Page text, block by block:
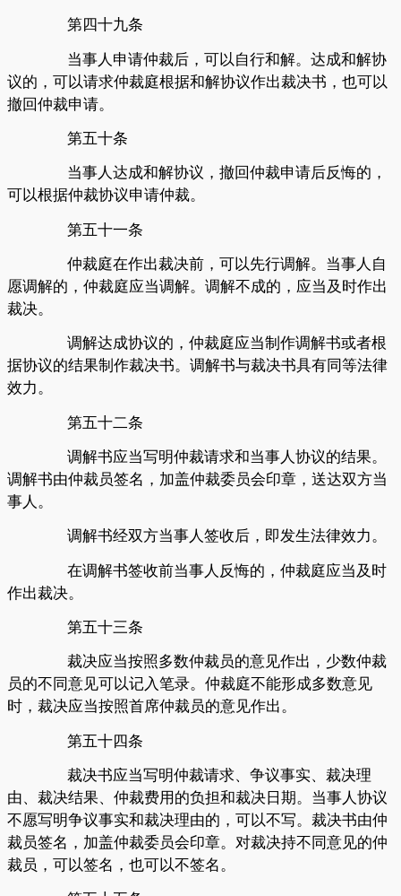
第四十九条
当事人申请仲裁后，可以自行和解。达成和解协
议的，可以请求仲裁庭根据和解协议作出裁决书，也可以
撤回仲裁申请。
第五十条
当事人达成和解协议，撤回仲裁申请后反悔的，
可以根据仲裁协议申请仲裁。
第五十一条
仲裁庭在作出裁决前，可以先行调解。当事人自
愿调解的，仲裁庭应当调解。调解不成的，应当及时作出
裁决。
调解达成协议的，仲裁庭应当制作调解书或者根
据协议的结果制作裁决书。调解书与裁决书具有同等法律
效力。
第五十二条
调解书应当写明仲裁请求和当事人协议的结果。
调解书由仲裁员签名，加盖仲裁委员会印章，送达双方当
事人。
调解书经双方当事人签收后，即发生法律效力。
在调解书签收前当事人反悔的，仲裁庭应当及时
作出裁决。
第五十三条
裁决应当按照多数仲裁员的意见作出，少数仲裁
员的不同意见可以记入笔录。仲裁庭不能形成多数意见
时，裁决应当按照首席仲裁员的意见作出。
第五十四条
裁决书应当写明仲裁请求、争议事实、裁决理
由、裁决结果、仲裁费用的负担和裁决日期。当事人协议
不愿写明争议事实和裁决理由的，可以不写。裁决书由仲
裁员签名，加盖仲裁委员会印章。对裁决持不同意见的仲
裁员，可以签名，也可以不签名。